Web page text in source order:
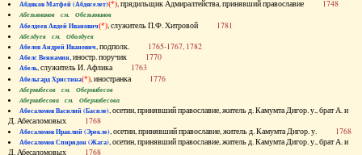
Абдяков Матфей (Абдяселет)(*), прядильщик Адмиралтейства, принявший православие 1748
Абезьянинов см. Обезьянинов
Абелдеев Авдей Иванович(*), служитель П.Ф. Хитровой 1781
Абелдуев см. Оболдуев
Абелов Андрей Иванович, подполк. 1765-1767, 1782
Абелс Вениамин, иностр. поручик 1770
Абель, служитель И. Афлика 1763
Абельгард Христина(*), иностранка 1776
Абернибесов см. Обернибесов
Абернибесова см. Обернибесова
Абесаломов Василий (Басиле), осетин, принявший православие, житель д. Камумта Дигор. у., брат А. и
Д. Абесаломовых 1768
Абесаломов Ираклий (Эрекле), осетин, принявший православие, житель д. Камумта Дигор. у. 1768
Абесаломов Спиридон (Жага), осетин, принявший православие, житель д. Камумта Дигор. у., брат А. и
Д. Абесаломовых 1768